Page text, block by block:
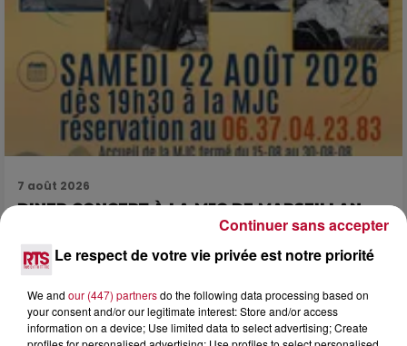
7 août 2026
DINER CONCERT À LA MJC DE MARSEILLAN
Le respect de votre vie privée est notre priorité
We and our (447) partnersdo the following data processing based on
your consent and/or our legitimate interest: Store and/or access
information on a device; Use limited data to select advertising; Create
Continuer sans accepter